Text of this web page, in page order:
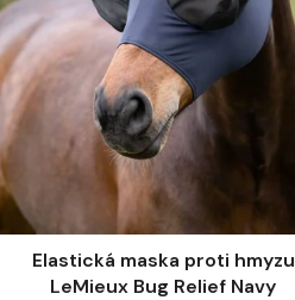
Elastická maska proti hmyzu
LeMieux Bug Relief Navy